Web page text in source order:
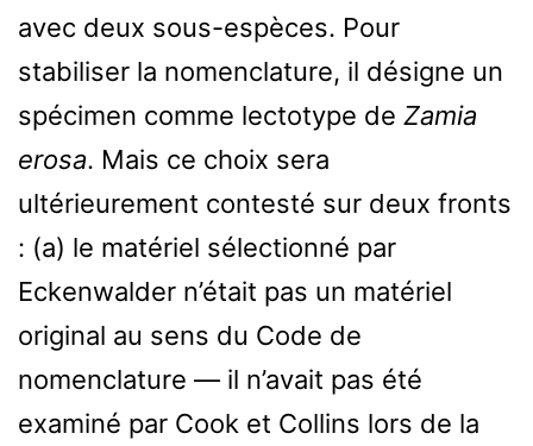
avec deux sous-espèces. Pour
stabiliser la nomenclature, il désigne un
spécimen comme lectotype de Zamia
erosa. Mais ce choix sera
ultérieurement contesté sur deux fronts
: (a) le matériel sélectionné par
Eckenwalder n’était pas un matériel
original au sens du Code de
nomenclature — il n’avait pas été
examiné par Cook et Collins lors de la